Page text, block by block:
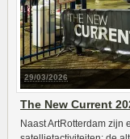
29/03/2026
The New Current
Naast ArtRotterdam zijn